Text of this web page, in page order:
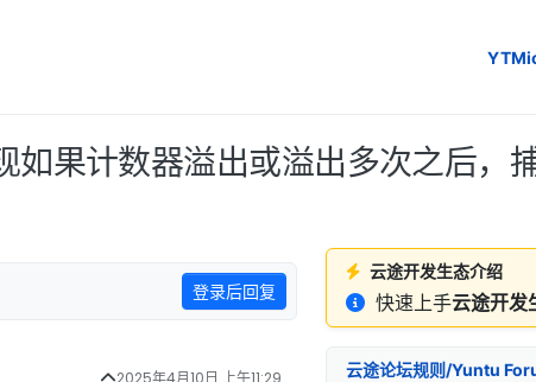
果计数器溢出或溢出多次之后，
登录后回复
云途开发生态介绍
快速上手云途开发